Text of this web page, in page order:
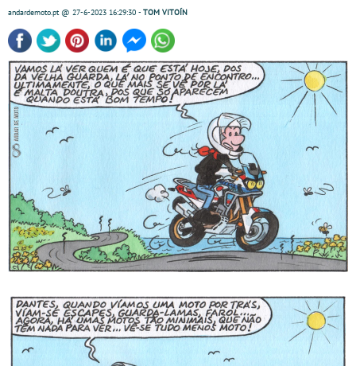
andardemoto.pt@ 27-6-2023 16:29:30 - TOM VITOÍN